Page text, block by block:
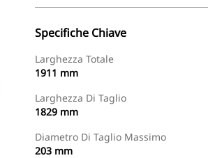
Specifiche Chiave
Larghezza Totale
1911 mm
Larghezza Di Taglio
1829 mm
Diametro Di Taglio Massimo
203 mm